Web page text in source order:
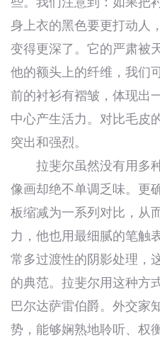
身上衣的黑色要更打动人
变得更深了。它的严肃被
他的额头上的纤维，我们
前的衬衫有褶皱，体现出
中心产生活力。对比毛皮
突出和强烈。
拉斐尔虽然没有用多种
像画却绝不单调乏味。更
板缩减为一系列对比，从
力，他也用最细腻的笔触
常多过渡性的阴影处理，
的典范。拉斐尔用这种方
巴尔达萨雷伯爵。外交家
势，能够娴熟地聆听、权